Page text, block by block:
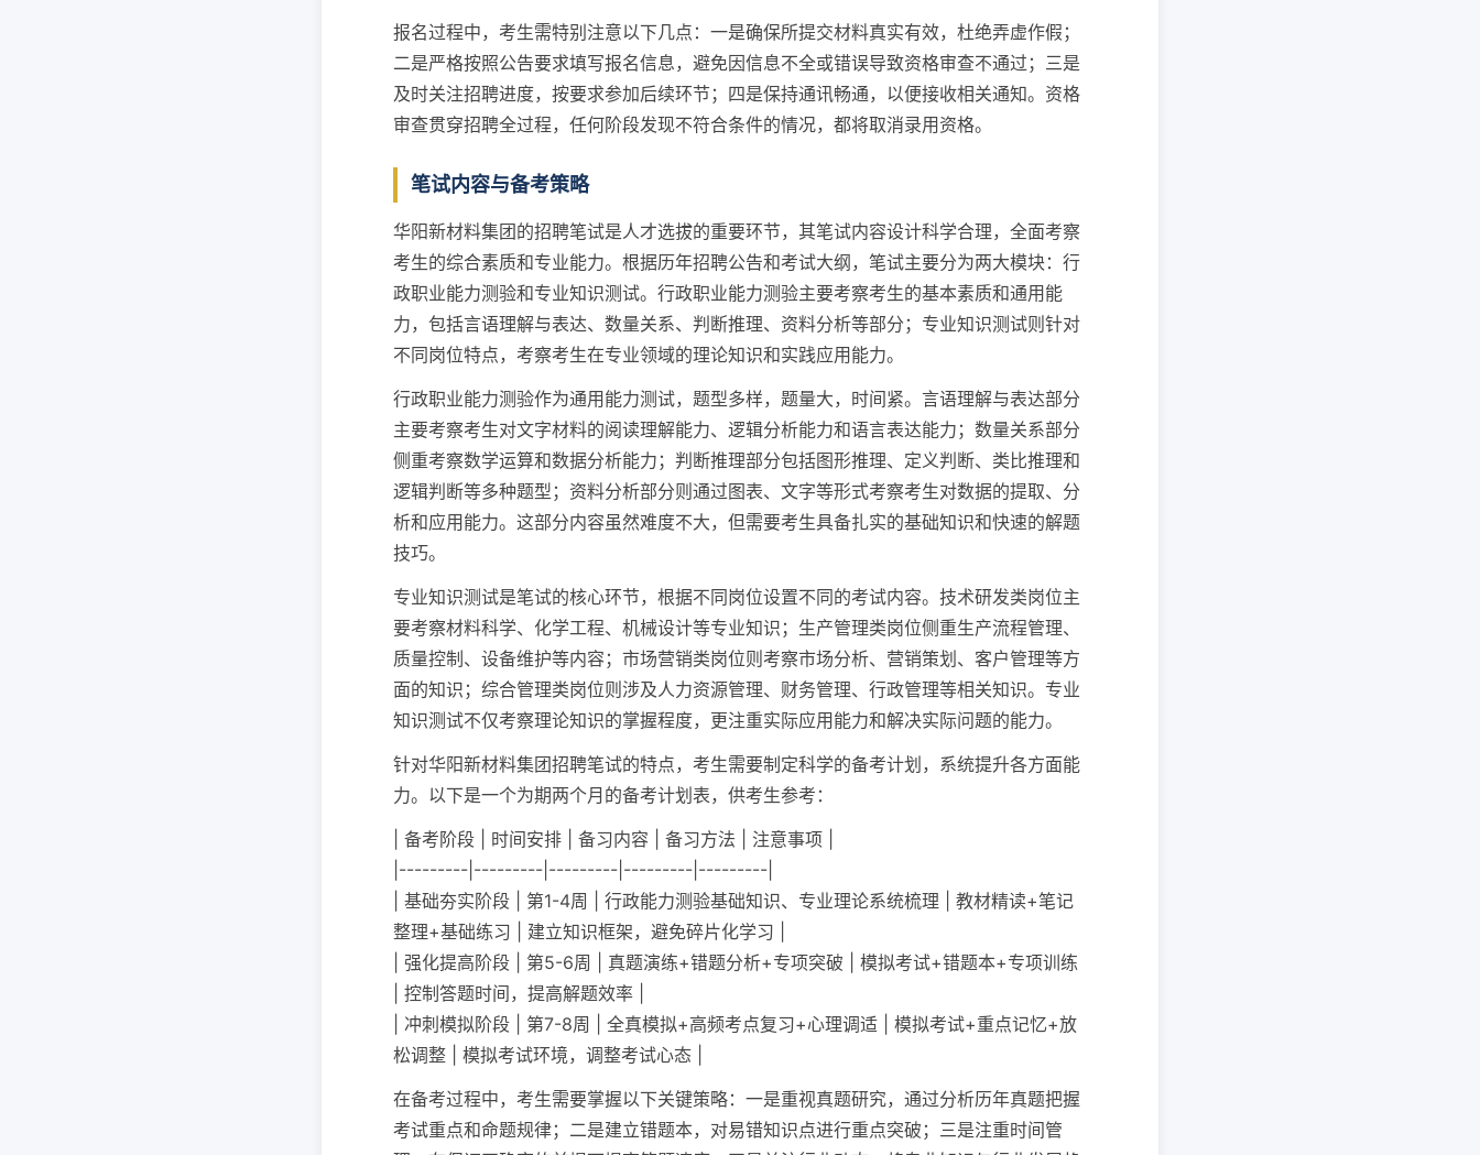
报名过程中，考生需特别注意以下几点：一是确保所提交材料真实有效，杜绝弄虚作假；
二是严格按照公告要求填写报名信息，避免因信息不全或错误导致资格审查不通过；三是
及时关注招聘进度，按要求参加后续环节；四是保持通讯畅通，以便接收相关通知。资格
审查贯穿招聘全过程，任何阶段发现不符合条件的情况，都将取消录用资格。
笔试内容与备考策略
华阳新材料集团的招聘笔试是人才选拔的重要环节，其笔试内容设计科学合理，全面考察
考生的综合素质和专业能力。根据历年招聘公告和考试大纲，笔试主要分为两大模块：行
政职业能力测验和专业知识测试。行政职业能力测验主要考察考生的基本素质和通用能
力，包括言语理解与表达、数量关系、判断推理、资料分析等部分；专业知识测试则针对
不同岗位特点，考察考生在专业领域的理论知识和实践应用能力。
行政职业能力测验作为通用能力测试，题型多样，题量大，时间紧。言语理解与表达部分
主要考察考生对文字材料的阅读理解能力、逻辑分析能力和语言表达能力；数量关系部分
侧重考察数学运算和数据分析能力；判断推理部分包括图形推理、定义判断、类比推理和
逻辑判断等多种题型；资料分析部分则通过图表、文字等形式考察考生对数据的提取、分
析和应用能力。这部分内容虽然难度不大，但需要考生具备扎实的基础知识和快速的解题
技巧。
专业知识测试是笔试的核心环节，根据不同岗位设置不同的考试内容。技术研发类岗位主
要考察材料科学、化学工程、机械设计等专业知识；生产管理类岗位侧重生产流程管理、
质量控制、设备维护等内容；市场营销类岗位则考察市场分析、营销策划、客户管理等方
面的知识；综合管理类岗位则涉及人力资源管理、财务管理、行政管理等相关知识。专业
知识测试不仅考察理论知识的掌握程度，更注重实际应用能力和解决实际问题的能力。
针对华阳新材料集团招聘笔试的特点，考生需要制定科学的备考计划，系统提升各方面能
力。以下是一个为期两个月的备考计划表，供考生参考：
| 备考阶段 | 时间安排 | 备习内容 | 备习方法 | 注意事项 |
|---------|---------|---------|---------|---------|
| 基础夯实阶段 | 第1-4周 | 行政能力测验基础知识、专业理论系统梳理 | 教材精读+笔记
整理+基础练习 | 建立知识框架，避免碎片化学习 |
| 强化提高阶段 | 第5-6周 | 真题演练+错题分析+专项突破 | 模拟考试+错题本+专项训练
| 控制答题时间，提高解题效率 |
| 冲刺模拟阶段 | 第7-8周 | 全真模拟+高频考点复习+心理调适 | 模拟考试+重点记忆+放
松调整 | 模拟考试环境，调整考试心态 |
在备考过程中，考生需要掌握以下关键策略：一是重视真题研究，通过分析历年真题把握
考试重点和命题规律；二是建立错题本，对易错知识点进行重点突破；三是注重时间管